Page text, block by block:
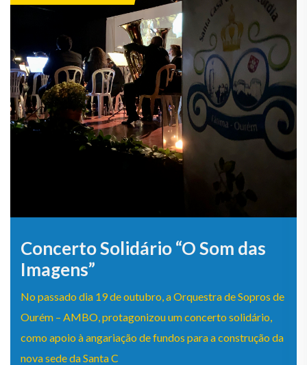
Concerto Solidário “O Som das
Imagens”
No passado dia 19 de outubro, a Orquestra de Sopros de
Ourém – AMBO, protagonizou um concerto solidário,
como apoio à angariação de fundos para a construção da
nova sede da Santa C